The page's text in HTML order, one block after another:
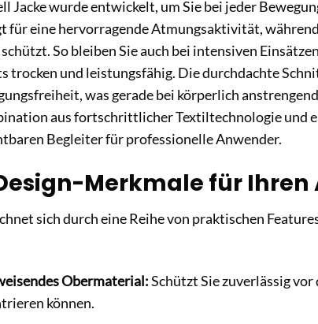
Jacke wurde entwickelt, um Sie bei jeder
eine hervorragende Atmungsaktivität,
So bleiben Sie auch bei intensiven
trocken und leistungsfähig. Die durchdachte
was gerade bei körperlich
aus fortschrittlicher Textiltechnologie und
Begleiter für professionelle Anwender.
Merkmale für
sich durch eine Reihe von praktischen
Obermaterial:Schützt Sie zuverlässig vor
können.